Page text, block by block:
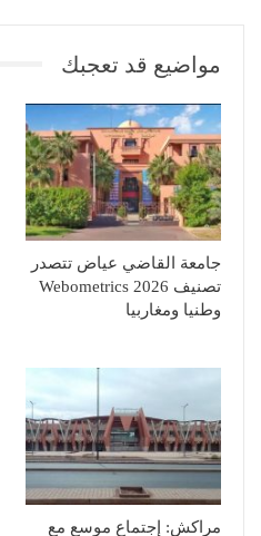
مواضيع قد تعجبك
جامعة القاضي عياض تتصدر
تصنيف Webometrics 2026
وطنيا ومغاربيا
مراكش: إجتماع موسع مع